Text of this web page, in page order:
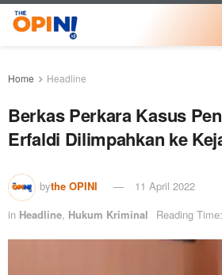
Home Headline
Berkas Perkara Kasus
Erfaldi Dilimpahkan ke
bythe OPINI
11 April 2022
in Headline, Hukum Kriminal Reading